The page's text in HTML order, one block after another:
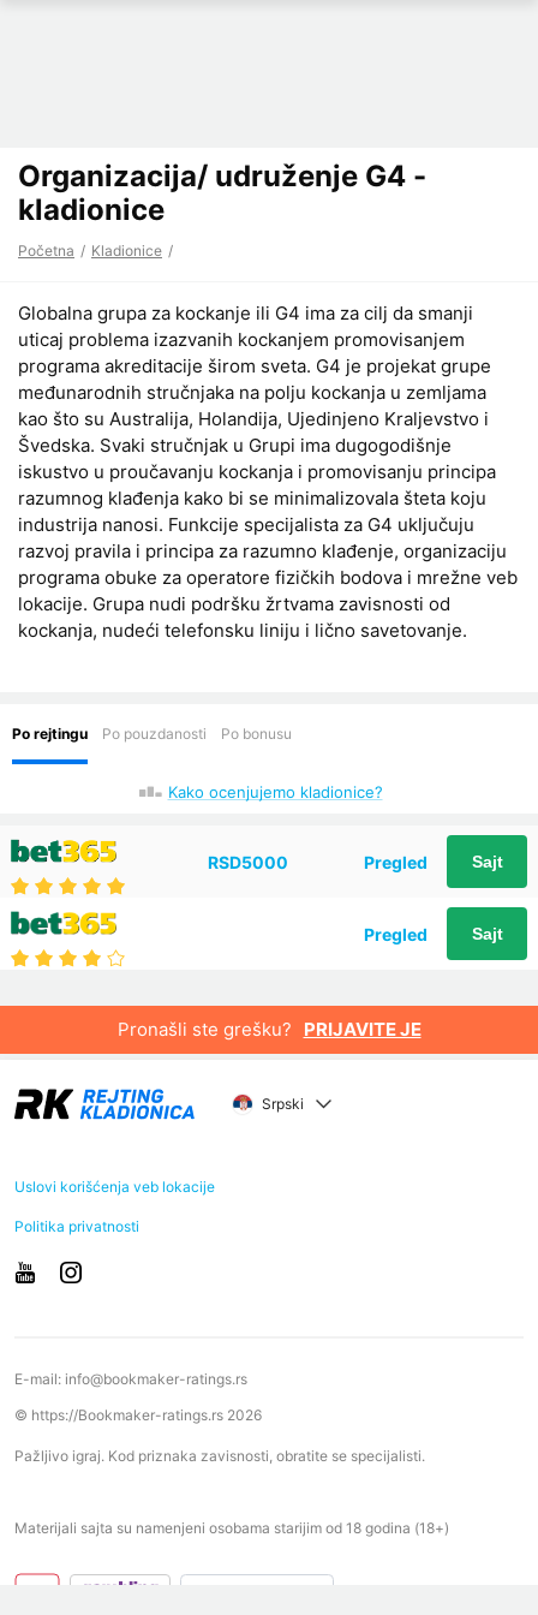
Organizacija/ udruženje G4 -
kladionice
Početna Kladionice
Globalna grupa za kockanje ili G4 ima za cilj da smanji
uticaj problema izazvanih kockanjem promovisanjem
programa akreditacije širom sveta. G4 je projekat grupe
međunarodnih stručnjaka na polju kockanja u zemljama
kao što su Australija, Holandija, Ujedinjeno Kraljevstvo i
Švedska. Svaki stručnjak u Grupi ima dugogodišnje
iskustvo u proučavanju kockanja i promovisanju principa
razumnog klađenja kako bi se minimalizovala šteta koju
industrija nanosi. Funkcije specijalista za G4 uključuju
razvoj pravila i principa za razumno klađenje, organizaciju
programa obuke za operatore fizičkih bodova i mrežne veb
lokacije. Grupa nudi podršku žrtvama zavisnosti od
kockanja, nudeći telefonsku liniju i lično savetovanje.
Kako ocenjujemo kladionice?
RSD5000 Pregled Sajt
Pregled Sajt
Pronašli ste grešku? PRIJAVITE JE
Srpski
Uslovi korišćenja veb lokacije
Politika privatnosti
E-mail: info@bookmaker-ratings.rs
© https://Bookmaker-ratings.rs 2026
Pažljivo igraj. Kod priznaka zavisnosti, obratite se specijalisti.
Materijali sajta su namenjeni osobama starijim od 18 godina (18+)